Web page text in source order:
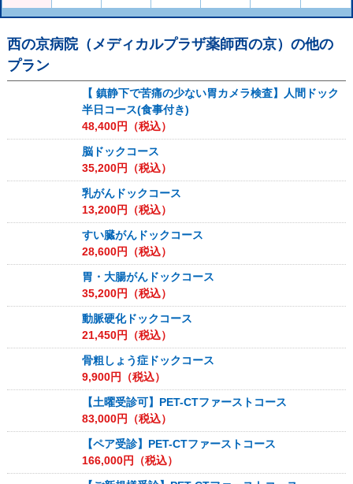
西の京病院（メディカルプラザ薬師西の京） の他の
プラン
【 鎮静下で苦痛の少ない胃カメラ検査】人間ドック
半日コース(食事付き)
48,400円（税込）
脳ドックコース
35,200円（税込）
乳がんドックコース
13,200円（税込）
すい臓がんドックコース
28,600円（税込）
胃・大腸がんドックコース
35,200円（税込）
動脈硬化ドックコース
21,450円（税込）
骨粗しょう症ドックコース
9,900円（税込）
【土曜受診可】PET-CTファーストコース
83,000円（税込）
【ペア受診】PET-CTファーストコース
166,000円（税込）